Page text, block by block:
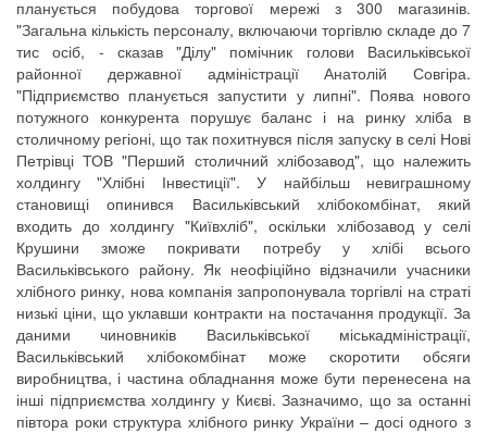
планується побудова торгової мережі з 300 магазинів.
"Загальна кількість персоналу, включаючи торгівлю складе до 7
тис осіб, - сказав "Ділу" помічник голови Васильківської
районної державної адміністрації Анатолій Совгіра.
"Підприємство планується запустити у липні". Поява нового
потужного конкурента порушує баланс і на ринку хліба в
столичному регіоні, що так похитнувся після запуску в селі Нові
Петрівці ТОВ "Перший столичний хлібозавод", що належить
холдингу "Хлібні Інвестиції". У найбільш невиграшному
становищі опинився Васильківський хлібокомбінат, який
входить до холдингу "Київхліб", оскільки хлібозавод у селі
Крушини зможе покривати потребу у хлібі всього
Васильківського району. Як неофіційно відзначили учасники
хлібного ринку, нова компанія запропонувала торгівлі на страті
низькі ціни, що уклавши контракти на постачання продукції. За
даними чиновників Васильківської міськадміністрації,
Васильківський хлібокомбінат може скоротити обсяги
виробництва, і частина обладнання може бути перенесена на
інші підприємства холдингу у Києві. Зазначимо, що за останні
півтора роки структура хлібного ринку України – досі одного з